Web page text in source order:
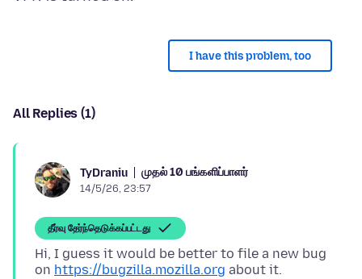
I have this problem, too
All Replies (1)
TyDraniu முதல் 10 பங்களிப்பாளர்
14/5/26, 23:57
தீர்வு தேர்ந்தெடுக்கப்பட்டது
Hi, I guess it would be better to file a new bug
on https://bugzilla.mozilla.org